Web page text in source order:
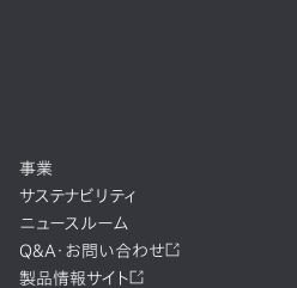
事業
サステナビリティ
ニュースルーム
Q&A・お問い合わせ
製品情報サイト